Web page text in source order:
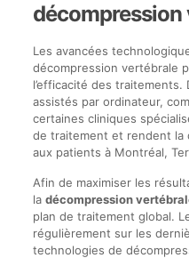
décompression
Les avancées
décompression vertébrale
l’efficacité des
assistés par ordinateur,
certaines cliniques
de traitement et rendent la
aux patients à Montréal,
Afin de maximiser les
la décompression
plan de traitement global.
régulièrement sur les
technologies de